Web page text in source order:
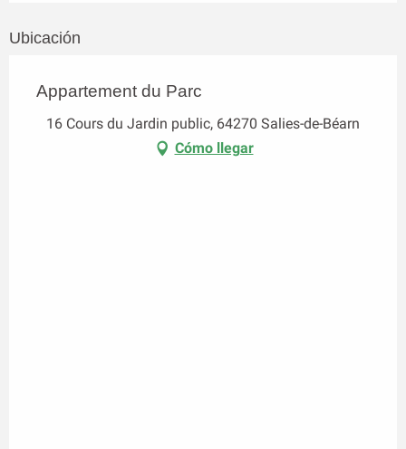
Ubicación
Appartement du Parc
16 Cours du Jardin public, 64270 Salies-de-Béarn
Cómo llegar